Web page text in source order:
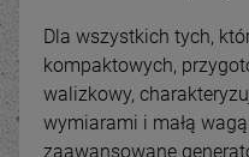
Dla wszystkich tych,
kompaktowych,
walizkowy,
wymiarami i małą
zaawansowane